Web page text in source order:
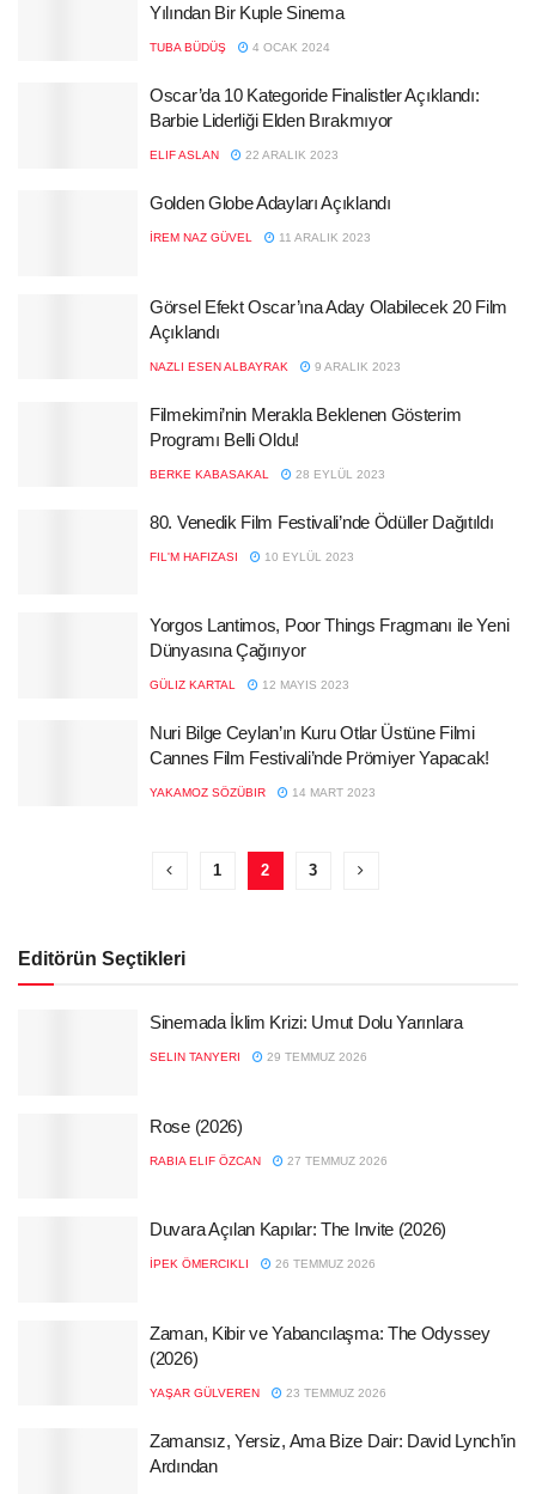
Yılından Bir Kuple Sinema
TUBA BÜDÜŞ 4 OCAK 2024
Oscar’da 10 Kategoride Finalistler Açıklandı:
Barbie Liderliği Elden Bırakmıyor
ELIF ASLAN 22 ARALIK 2023
Golden Globe Adayları Açıklandı
İREM NAZ GÜVEL 11 ARALIK 2023
Görsel Efekt Oscar’ına Aday Olabilecek 20 Film
Açıklandı
NAZLI ESEN ALBAYRAK 9 ARALIK 2023
Filmekimi’nin Merakla Beklenen Gösterim
Programı Belli Oldu!
BERKE KABASAKAL 28 EYLÜL 2023
80. Venedik Film Festivali’nde Ödüller Dağıtıldı
FIL'M HAFIZASI 10 EYLÜL 2023
Yorgos Lantimos, Poor Things Fragmanı ile Yeni
Dünyasına Çağırıyor
GÜLIZ KARTAL 12 MAYIS 2023
Nuri Bilge Ceylan’ın Kuru Otlar Üstüne Filmi
Cannes Film Festivali’nde Prömiyer Yapacak!
YAKAMOZ SÖZÜBIR 14 MART 2023
1 2 3
Editörün Seçtikleri
Sinemada İklim Krizi: Umut Dolu Yarınlara
SELIN TANYERI 29 TEMMUZ 2026
Rose (2026)
RABIA ELIF ÖZCAN 27 TEMMUZ 2026
Duvara Açılan Kapılar: The Invite (2026)
İPEK ÖMERCIKLI 26 TEMMUZ 2026
Zaman, Kibir ve Yabancılaşma: The Odyssey
(2026)
YAŞAR GÜLVEREN 23 TEMMUZ 2026
Zamansız, Yersiz, Ama Bize Dair: David Lynch’in
Ardından